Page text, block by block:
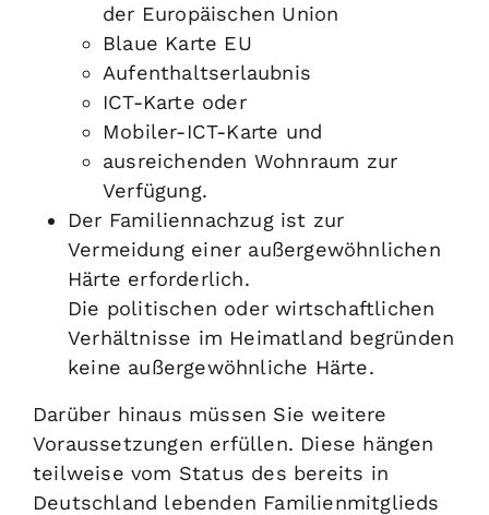
der Europäischen Union
Blaue Karte EU
Aufenthaltserlaubnis
ICT-Karte oder
Mobiler-ICT-Karte und
ausreichenden Wohnraum zur
Verfügung.
Der Familiennachzug ist zur
Vermeidung einer außergewöhnlichen
Härte erforderlich.
Die politischen oder wirtschaftlichen
Verhältnisse im Heimatland begründen
keine außergewöhnliche Härte.
Darüber hinaus müssen Sie weitere
Voraussetzungen erfüllen. Diese hängen
teilweise vom Status des bereits in
Deutschland lebenden Familienmitglieds